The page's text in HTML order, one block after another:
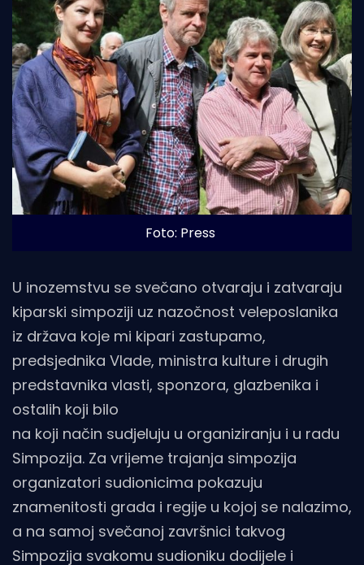
Foto: Press
U inozemstvu se svečano otvaraju i zatvaraju
kiparski simpoziji uz nazočnost veleposlanika
iz država koje mi kipari zastupamo,
predsjednika Vlade, ministra kulture i drugih
predstavnika vlasti, sponzora, glazbenika i
ostalih koji bilo
na koji način sudjeluju u organiziranju i u radu
Simpozija. Za vrijeme trajanja simpozija
organizatori sudionicima pokazuju
znamenitosti grada i regije u kojoj se nalazimo,
a na samoj svečanoj završnici takvog
Simpozija svakomu sudioniku dodijele i